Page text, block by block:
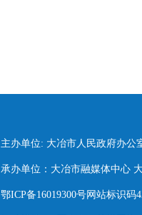
主办单位: 大冶市人民政府办公
承办单位：大冶市融媒体中心
鄂ICP备16019300号网站标识码